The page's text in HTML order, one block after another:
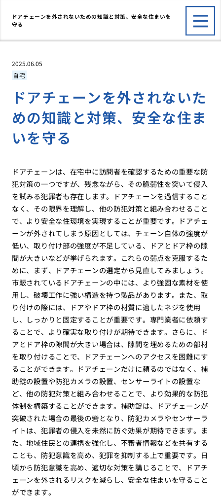
ドアチェーンを外されないための知識と対策、安全な住まいを
守る
2025.06.05
自宅
ドアチェーンを外されないた
めの知識と対策、安全な住ま
いを守る
ドアチェーンは、在宅中に訪問者を確認するための重要な防
犯対策の一つですが、残念ながら、その脆弱性を突いて侵入
を試みる犯罪者も存在します。ドアチェーンを過信すること
なく、その限界を理解し、他の防犯対策と組み合わせること
で、より安全な住環境を実現することが重要です。ドアチェ
ーンが外されてしまう原因としては、チェーン自体の強度が
低い、取り付け部の強度が不足している、ドアとドア枠の隙
間が大きいなどが挙げられます。これらの弱点を克服するた
めに、まず、ドアチェーンの選定から見直してみましょう。
市販されているドアチェーンの中には、より強固な素材を使
用し、破壊工作に強い構造を持つ製品があります。また、取
り付けの際には、ドアやドア枠の材質に適したネジを使用
し、しっかりと固定することが重要です。専門業者に依頼す
ることで、より確実な取り付けが期待できます。さらに、ド
アとドア枠の隙間が大きい場合は、隙間を埋めるための部材
を取り付けることで、ドアチェーンへのアクセスを困難にす
ることができます。ドアチェーンだけに頼るのではなく、補
助錠の設置や防犯カメラの設置、センサーライトの設置な
ど、他の防犯対策と組み合わせることで、より効果的な防犯
体制を構築することができます。補助錠は、ドアチェーンが
突破された場合の最後の砦となり、防犯カメラやセンサーラ
イトは、犯罪者の侵入を未然に防ぐ効果が期待できます。ま
た、地域住民との連携を強化し、不審者情報などを共有する
ことも、防犯意識を高め、犯罪を抑制する上で重要です。日
頃から防犯意識を高め、適切な対策を講じることで、ドアチ
ェーンを外されるリスクを減らし、安全な住まいを守ること
ができます。